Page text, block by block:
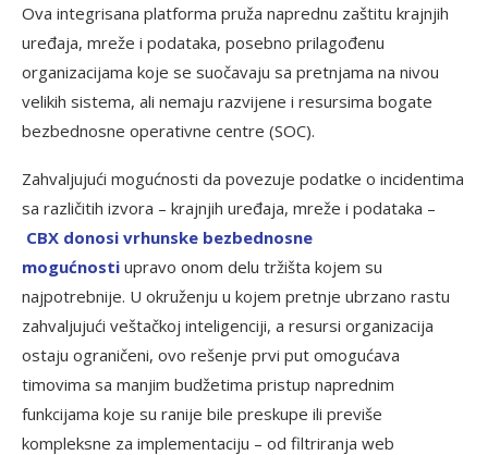
Ova integrisana platforma pruža naprednu zaštitu krajnjih
uređaja, mreže i podataka, posebno prilagođenu
organizacijama koje se suočavaju sa pretnjama na nivou
velikih sistema, ali nemaju razvijene i resursima bogate
bezbednosne operativne centre (SOC).
Zahvaljujući mogućnosti da povezuje podatke o incidentima
sa različitih izvora – krajnjih uređaja, mreže i podataka –
CBX donosi vrhunske bezbednosne
mogućnosti upravo onom delu tržišta kojem su
najpotrebnije. U okruženju u kojem pretnje ubrzano rastu
zahvaljujući veštačkoj inteligenciji, a resursi organizacija
ostaju ograničeni, ovo rešenje prvi put omogućava
timovima sa manjim budžetima pristup naprednim
funkcijama koje su ranije bile preskupe ili previše
kompleksne za implementaciju – od filtriranja web